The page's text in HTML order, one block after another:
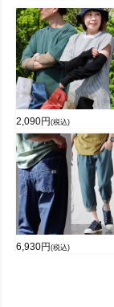
2,090円 (税込)
6,930円 (税込)